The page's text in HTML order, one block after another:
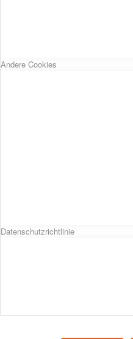
Andere Cookies
Datenschutzrichtlinie